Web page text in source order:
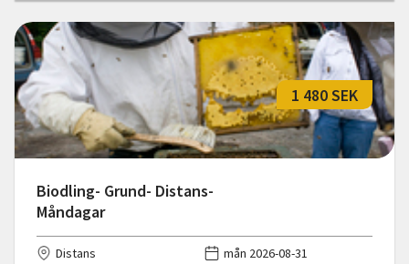
Biodling- Grund- Distans-
Måndagar
1 480 SEK
Distans
mån 2026-08-31